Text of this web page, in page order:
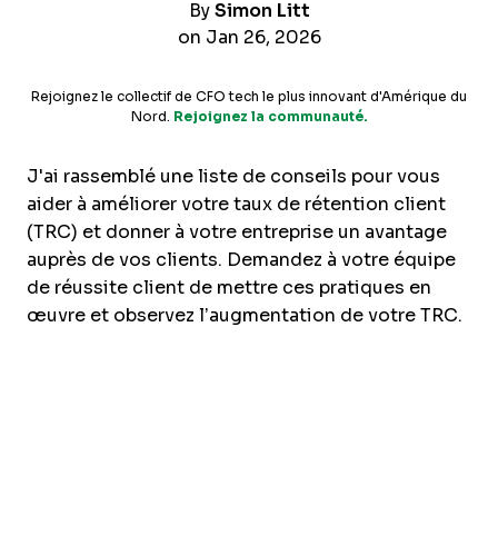
By Simon Litt
on Jan 26, 2026
Rejoignez le collectif de CFO tech le plus innovant d'Amérique du
Nord. Rejoignez la communauté.
J'ai rassemblé une liste de conseils pour vous
aider à améliorer votre taux de rétention client
(TRC) et donner à votre entreprise un avantage
auprès de vos clients. Demandez à votre équipe
de réussite client de mettre ces pratiques en
œuvre et observez l’augmentation de votre TRC.